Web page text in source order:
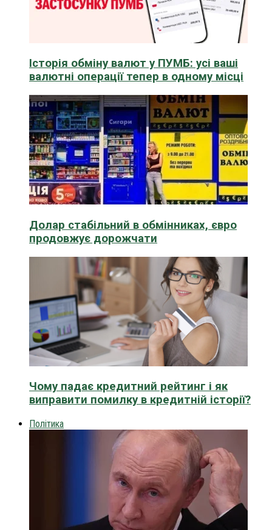
Історія обміну валют у ПУМБ: усі ваші
валютні операції тепер в одному місці
Долар стабільний в обмінниках, євро
продовжує дорожчати
Чому падає кредитний рейтинг і як
виправити помилку в кредитній історії?
Політика